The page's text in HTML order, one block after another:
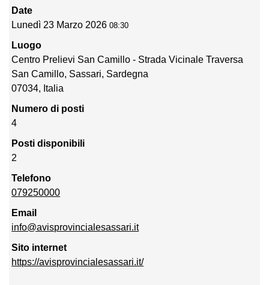
Date
Lunedì 23 Marzo 2026 08:30
Luogo
Centro Prelievi San Camillo - Strada Vicinale Traversa
San Camillo, Sassari, Sardegna
07034, Italia
Numero di posti
4
Posti disponibili
2
Telefono
079250000
Email
info@avisprovincialesassari.it
Sito internet
https://avisprovincialesassari.it/